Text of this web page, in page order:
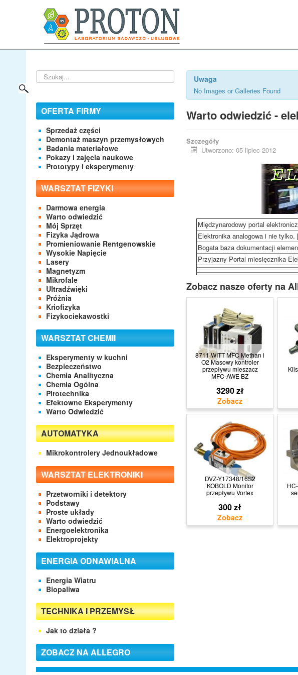
Szukaj...
OFERTA FIRMY
Sprzedaż części
Demontaż maszyn przemysłowych
Badania materiałowe
Pokazy i zajęcia naukowe
Prototypy i eksperymenty
WARSZTAT FIZYKI
Darmowa energia
Warto odwiedzić
Mój Sprzęt
Fizyka Jądrowa
Promieniowanie Rentgenowskie
Wysokie Napięcie
Lasery
Magnetyzm
Mikrofale
Ultradźwięki
Próżnia
Kriofizyka
Fizykociekawostki
WARSZTAT CHEMII
Eksperymenty w kuchni
Bezpieczeństwo
Chemia Analityczna
Chemia Ogólna
Pirotechnika
Efektowne Eksperymenty
Warto Odwiedzić
AUTOMATYKA
Mikrokontrolery Jednoukładowe
WARSZTAT ELEKTRONIKI
Przetworniki i detektory
Podstawy
Proste układy
Warto odwiedzić
Energoelektronika
Elektroprojekty
ENERGIA ODNAWIALNA
Energia Wiatru
Biopaliwa
TECHNIKA I PRZEMYSŁ
Jak to działa ?
ZOBACZ NA ALLEGRO
Uwaga
No Images or Galleries Found
Warto odwiedzić -
Szczegóły
Utworzono: 05 lipiec 2012
Międzynarodowy portal
Elektronika analogowa i nie tylko.
Bogata baza dokumentacji
Przyjazny Portal miesięcznika
Zobacz nasze oferty na
8711 WITT MFC Methan i
O2 Masowy kontroler
przepływu mieszacz
MFC-AWE BZ
3290 zł
DVZ-Y17348/16S2
KOBOLD Monitor
przepływu Vortex
300 zł